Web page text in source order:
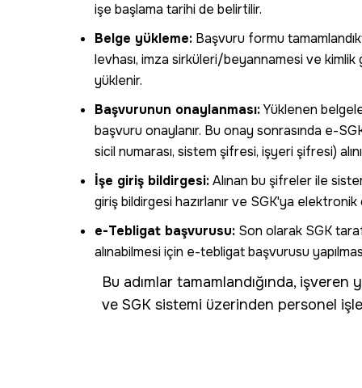
işe başlama tarihi de belirtilir.
Belge yükleme: Başvuru formu
levhası, imza sirküleri/beyannamesi ve
yüklenir.
Başvurunun onaylanması:Yüklenen
başvuru onaylanır. Bu onay sonrasında e-
sicil numarası, sistem şifresi, işyeri şifresi)
İşe giriş bildirgesi:Alınan bu şifreler ile
giriş bildirgesi hazırlanır ve SGK'ya
e-Tebligat başvurusu: Son olarak SGK
alınabilmesi için e-tebligat başvurusu
Bu adımlar tamamlandığında, işveren
ve SGK sistemi üzerinden personel